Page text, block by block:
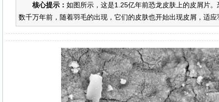
核心提示： 如图所示，这是1.25亿年前恐龙皮肤上的皮屑片
数千万年前，随着羽毛的出现，它们的皮肤也开始出现皮屑，